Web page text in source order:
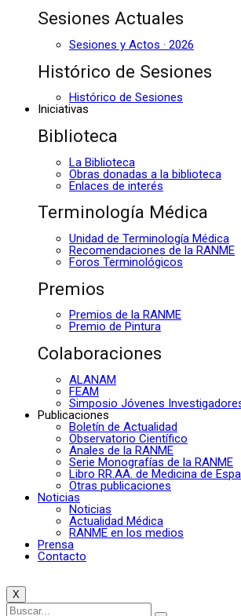
Sesiones Actuales
Sesiones y Actos · 2026
Histórico de Sesiones
Histórico de Sesiones
Iniciativas
Biblioteca
La Biblioteca
Obras donadas a la biblioteca
Enlaces de interés
Terminología Médica
Unidad de Terminología Médica
Recomendaciones de la RANME
Foros Terminológicos
Premios
Premios de la RANME
Premio de Pintura
Colaboraciones
ALANAM
FEAM
Simposio Jóvenes
Publicaciones
Boletín de Actualidad
Observatorio Científico
Anales de la RANME
Serie Monografías de la RANME
Libro RR.AA. de Medicina de
Otras publicaciones
Noticias
Noticias
Actualidad Médica
RANME en los medios
Prensa
Contacto
X